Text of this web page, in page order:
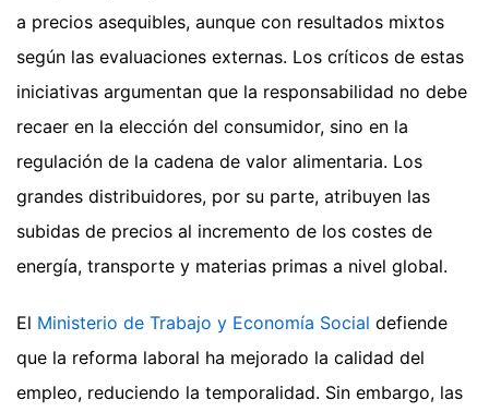
a precios asequibles, aunque con resultados mixtos
según las evaluaciones externas. Los críticos de estas
iniciativas argumentan que la responsabilidad no debe
recaer en la elección del consumidor, sino en la
regulación de la cadena de valor alimentaria. Los
grandes distribuidores, por su parte, atribuyen las
subidas de precios al incremento de los costes de
energía, transporte y materias primas a nivel global.
El Ministerio de Trabajo y Economía Social defiende
que la reforma laboral ha mejorado la calidad del
empleo, reduciendo la temporalidad. Sin embargo, las